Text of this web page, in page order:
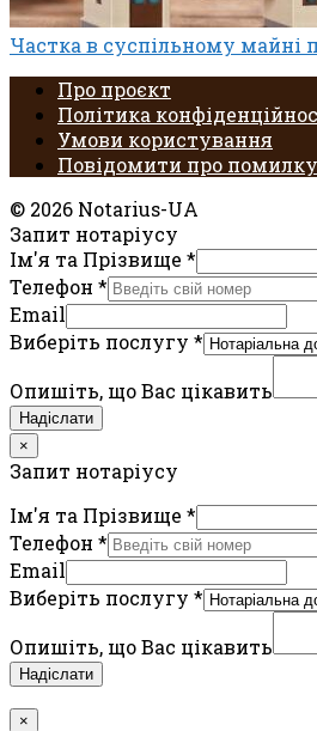
Частка в суспільному майні
Про проєкт
Політика
Умови користування
Повідомити про помилку
© 2026 Notarius-UA
Запит нотаріусу
Ім'я та Прізвище *
Телефон *
Email
Виберіть послугу *
Опишіть, що Вас цікавить
Надіслати
×
Запит нотаріусу
Ім'я та Прізвище *
Телефон *
Email
Виберіть послугу *
Опишіть, що Вас цікавить
Надіслати
×